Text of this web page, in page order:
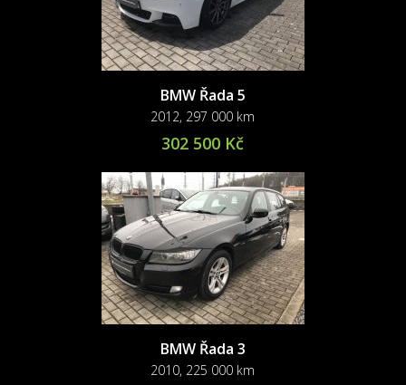
BMW Řada 5
2012, 297 000 km
302 500 Kč
BMW Řada 3
2010, 225 000 km